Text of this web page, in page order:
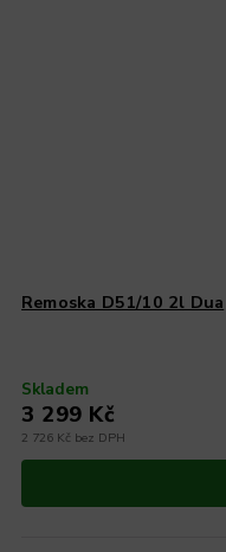
Remoska D51/10 2l Dua
Skladem
2 726 Kč bez DPH
3 299 Kč